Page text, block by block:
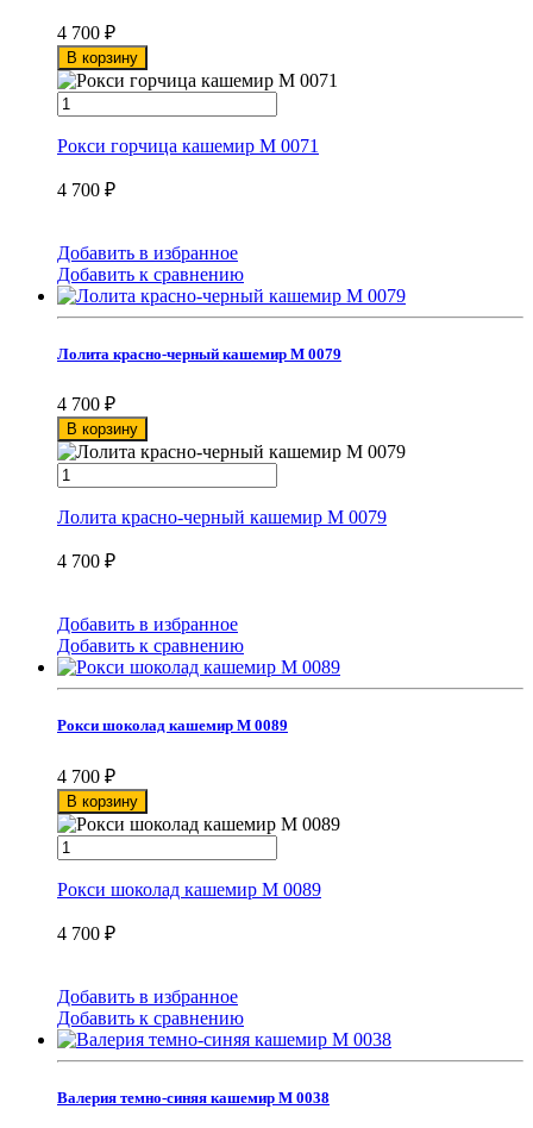
4 700 ₽
В корзину
Рокси горчица кашемир М 0071
4 700 ₽
Добавить в избранное
Добавить к сравнению
Лолита красно-черный кашемир М 0079
4 700 ₽
В корзину
Лолита красно-черный кашемир М 0079
4 700 ₽
Добавить в избранное
Добавить к сравнению
Рокси шоколад кашемир М 0089
4 700 ₽
В корзину
Рокси шоколад кашемир М 0089
4 700 ₽
Добавить в избранное
Добавить к сравнению
Валерия темно-синяя кашемир М 0038